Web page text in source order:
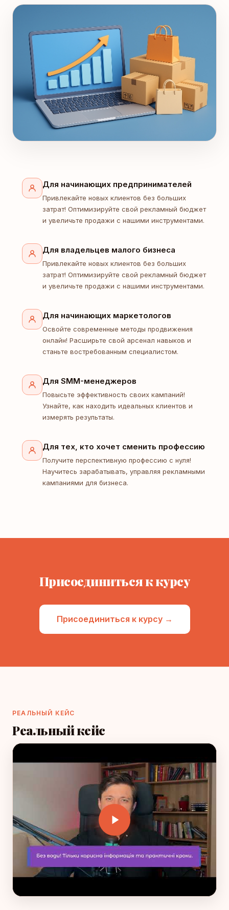
Для начинающих предпринимателей
Привлекайте новых клиентов без больших
затрат! Оптимизируйте свой рекламный бюджет
и увеличьте продажи с нашими инструментами.
Для владельцев малого бизнеса
Привлекайте новых клиентов без больших
затрат! Оптимизируйте свой рекламный бюджет
и увеличьте продажи с нашими инструментами.
Для начинающих маркетологов
Освойте современные методы продвижения
онлайн! Расширьте свой арсенал навыков и
станьте востребованным специалистом.
Для SMM-менеджеров
Повысьте эффективность своих кампаний!
Узнайте, как находить идеальных клиентов и
измерять результаты.
Для тех, кто хочет сменить профессию
Получите перспективную профессию с нуля!
Научитесь зарабатывать, управляя рекламными
кампаниями для бизнеса.
Присоединиться к курсу
Присоединиться к курсу →
РЕАЛЬНЫЙ КЕЙС
Реальный кейс